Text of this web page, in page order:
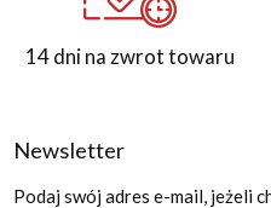
14 dni na zwrot towaru
Newsletter
Podaj swój adres e-mail, jeżeli